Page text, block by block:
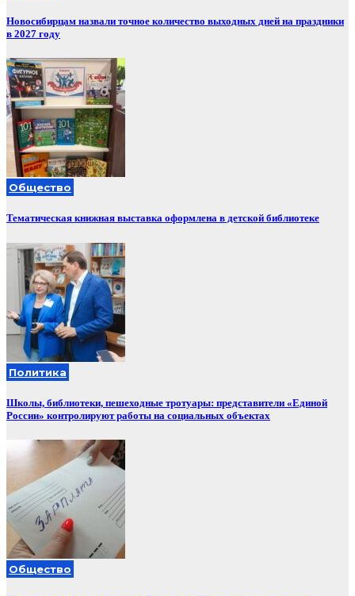
Новосибирцам назвали точное количество выходных дней на праздники
в 2027 году
Общество
Тематическая книжная выставка оформлена в детской библиотеке
Политика
Школы, библиотеки, пешеходные тротуары: представители «Единой
России» контролируют работы на социальных объектах
Общество